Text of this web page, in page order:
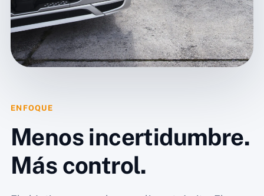
ENFOQUE
Menos incertidumbre.
Más control.